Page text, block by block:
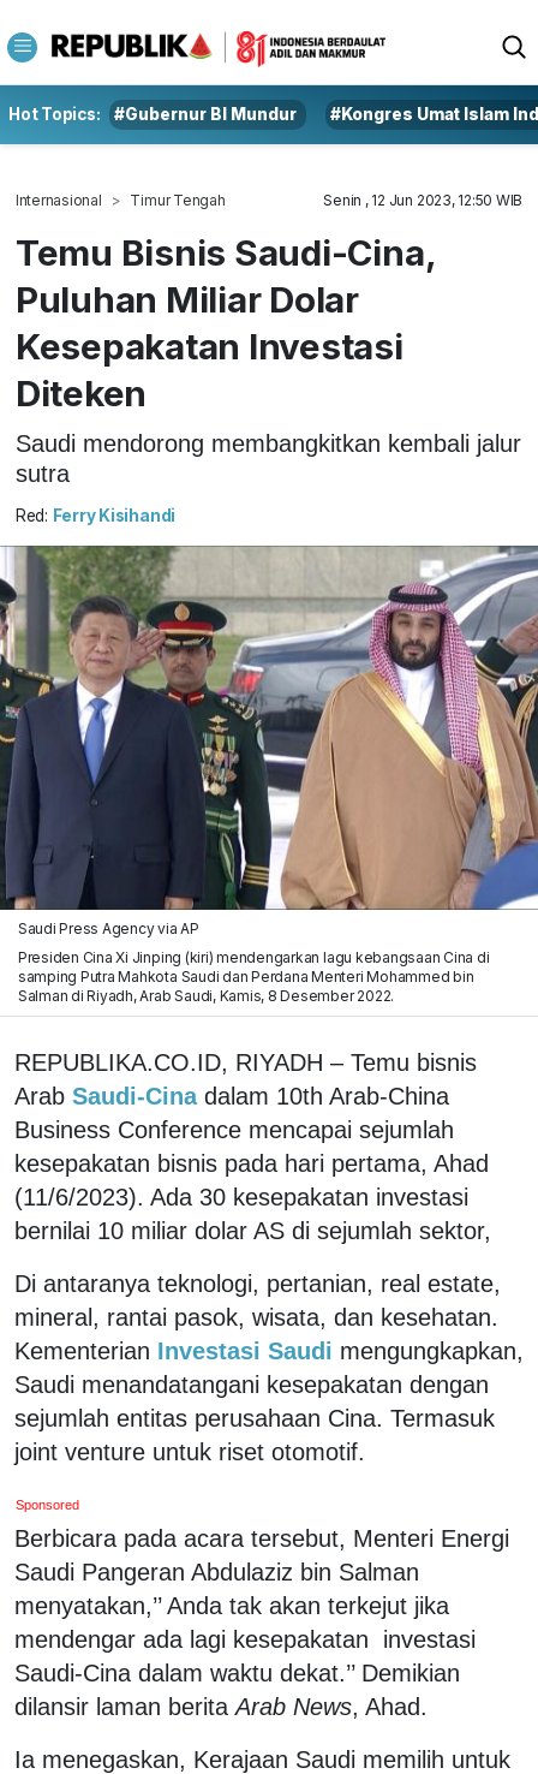
Hot Topics: #Gubernur BI Mundur #Kongres Umat Islam
Internasional Timur Tengah Senin , 12 Jun 2023, 12:50 WIB
Temu Bisnis Saudi-Cina,
Puluhan Miliar Dolar
Kesepakatan Investasi
Diteken
Saudi mendorong membangkitkan kembali jalur
sutra
Red: Ferry Kisihandi
Saudi Press Agency via AP
Presiden Cina Xi Jinping (kiri) mendengarkan lagu kebangsaan Cina di
samping Putra Mahkota Saudi dan Perdana Menteri Mohammed bin
Salman di Riyadh, Arab Saudi, Kamis, 8 Desember 2022.
REPUBLIKA.CO.ID, RIYADH – Temu bisnis
Arab Saudi-Cina dalam 10th Arab-China
Business Conference mencapai sejumlah
kesepakatan bisnis pada hari pertama, Ahad
(11/6/2023). Ada 30 kesepakatan investasi
bernilai 10 miliar dolar AS di sejumlah sektor,
Di antaranya teknologi, pertanian, real estate,
mineral, rantai pasok, wisata, dan kesehatan.
Kementerian Investasi Saudi mengungkapkan,
Saudi menandatangani kesepakatan dengan
sejumlah entitas perusahaan Cina. Termasuk
joint venture untuk riset otomotif.
Sponsored
Berbicara pada acara tersebut, Menteri Energi
Saudi Pangeran Abdulaziz bin Salman
menyatakan,’’ Anda tak akan terkejut jika
mendengar ada lagi kesepakatan investasi
Saudi-Cina dalam waktu dekat.’’ Demikian
dilansir laman beritaArab News, Ahad.
Ia menegaskan, Kerajaan Saudi memilih untuk